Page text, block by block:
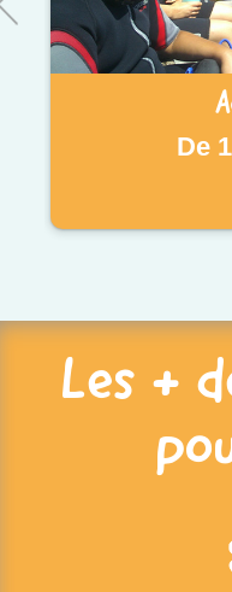
De
Les +